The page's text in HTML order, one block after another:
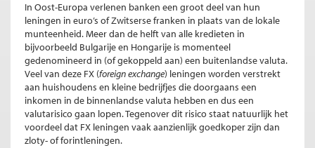
In Oost-Europa verlenen banken een groot deel van hun
leningen in euro’s of Zwitserse franken in plaats van de lokale
munteenheid. Meer dan de helft van alle kredieten in
bijvoorbeeld Bulgarije en Hongarije is momenteel
gedenomineerd in (of gekoppeld aan) een buitenlandse valuta.
Veel van deze FX (foreign exchange) leningen worden verstrekt
aan huishoudens en kleine bedrijfjes die doorgaans een
inkomen in de binnenlandse valuta hebben en dus een
valutarisico gaan lopen. Tegenover dit risico staat natuurlijk het
voordeel dat FX leningen vaak aanzienlijk goedkoper zijn dan
zloty- of forintleningen.